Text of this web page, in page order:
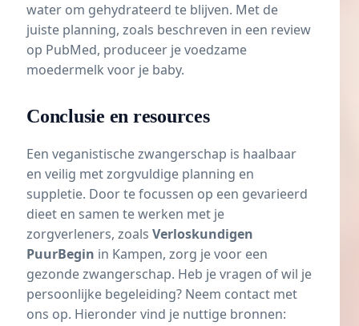
water om gehydrateerd te blijven. Met de
juiste planning, zoals beschreven in een review
op PubMed, produceer je voedzame
moedermelk voor je baby.
Conclusie en resources
Een veganistische zwangerschap is haalbaar
en veilig met zorgvuldige planning en
suppletie. Door te focussen op een gevarieerd
dieet en samen te werken met je
zorgverleners, zoals Verloskundigen
PuurBegin in Kampen, zorg je voor een
gezonde zwangerschap. Heb je vragen of wil je
persoonlijke begeleiding? Neem contact met
ons op. Hieronder vind je nuttige bronnen: